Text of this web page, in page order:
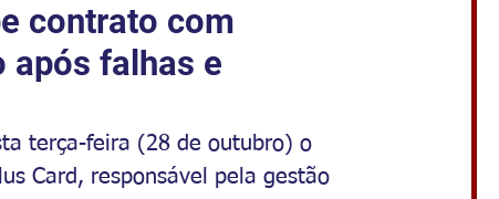
contrato com
após falhas e
terça-feira (28 de outubro) o
Card, responsável pela gestão